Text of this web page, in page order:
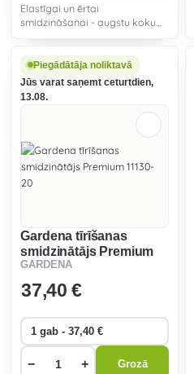
Elastīgai un ērtai
smidzināšanai - augstu koku
Piegādātāja noliktavā
Jūs varat saņemt ceturtdien,
13.08.
Gardena tīrīšanas
smidzinātājs Premium
11130-20
GARDENA
37,40 €
− + Grozā